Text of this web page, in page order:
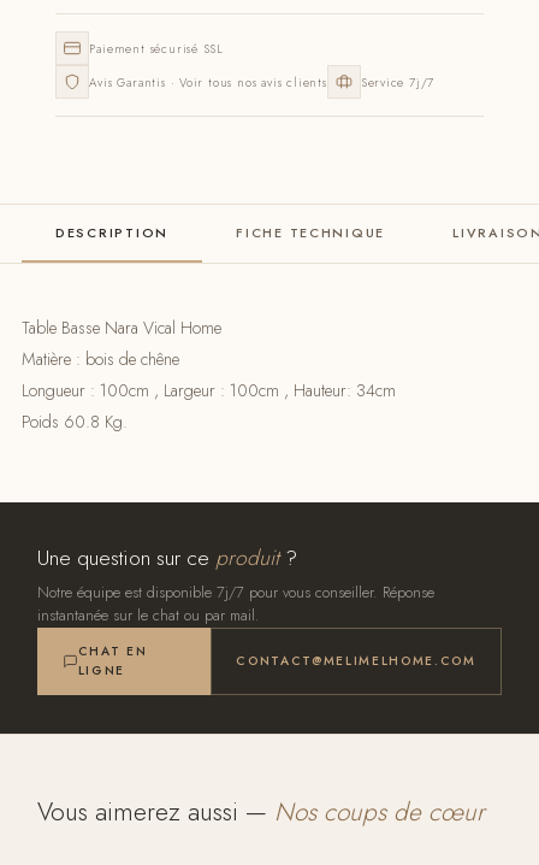
Paiement sécurisé SSL
Avis Garantis · Voir tous nos avis clients
Service 7j/7
DESCRIPTION FICHE TECHNIQUE
Table Basse Nara Vical Home
Matière : bois de chêne
Longueur : 100cm , Largeur : 100cm , Hauteur: 34cm
Poids 60.8 Kg.
Une question sur ce produit?
Notre équipe est disponible 7j/7 pour vous conseiller. Réponse
instantanée sur le chat ou par mail.
CHAT EN
LIGNE
CONTACT@MELIMELHOME.COM
Vous aimerez aussi — Nos coups de cœur